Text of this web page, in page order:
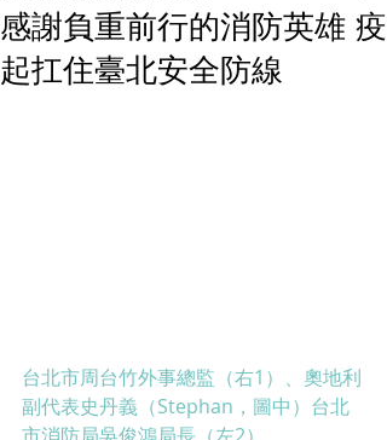
感謝負重前行的消防英雄 疫
起扛住臺北安全防線
台北市周台竹外事總監（右1）、奧地利
副代表史丹義（Stephan，圖中）台北